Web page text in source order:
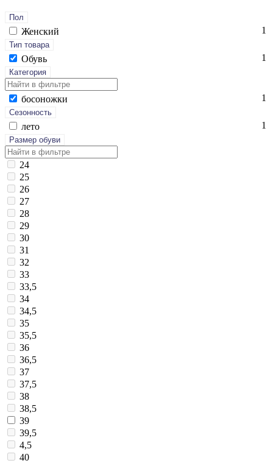
Пол
Женский 1
Тип товара
Обувь 1
Категория
бо­сонож­ки 1
Сезонность
ле­то 1
Размер обуви
24
25
26
27
28
29
30
31
32
33
33,5
34
34,5
35
35,5
36
36,5
37
37,5
38
38,5
39
39,5
4,5
40